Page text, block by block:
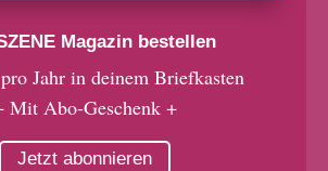
Magazin bestellen
Jahr in deinem Briefkasten
Mit Abo-Geschenk +
Jetzt abonnieren